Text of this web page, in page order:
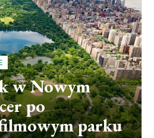
w Nowym
po
parku